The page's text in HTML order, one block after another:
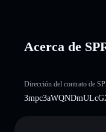
Acerca de
Dirección del contrato de